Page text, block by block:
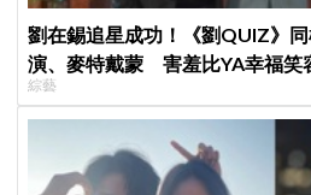
劉在錫追星成功！《劉QUIZ》
演、麥特戴蒙 害羞比YA幸福笑
綜藝